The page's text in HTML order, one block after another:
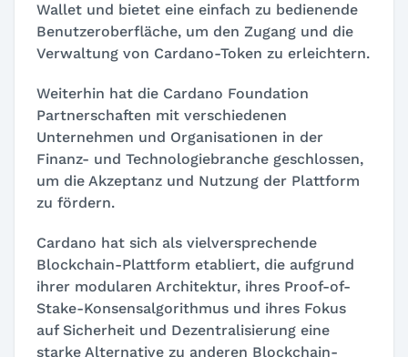
Wallet und bietet eine einfach zu bedienende
Benutzeroberfläche, um den Zugang und die
Verwaltung von Cardano-Token zu erleichtern.
Weiterhin hat die Cardano Foundation
Partnerschaften mit verschiedenen
Unternehmen und Organisationen in der
Finanz- und Technologiebranche geschlossen,
um die Akzeptanz und Nutzung der Plattform
zu fördern.
Cardano hat sich als vielversprechende
Blockchain-Plattform etabliert, die aufgrund
ihrer modularen Architektur, ihres Proof-of-
Stake-Konsensalgorithmus und ihres Fokus
auf Sicherheit und Dezentralisierung eine
starke Alternative zu anderen Blockchain-